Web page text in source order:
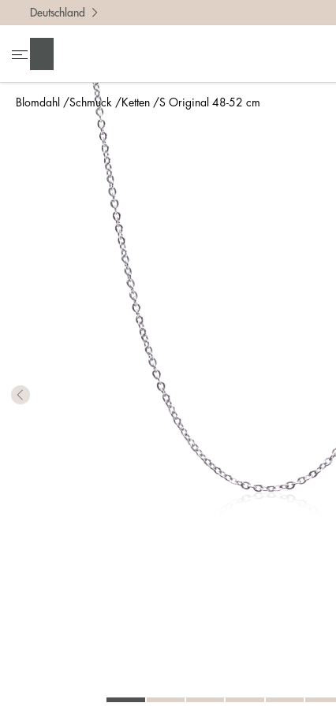
Blomdahl Schmuck Ketten S Original 48-52 cm
Deutschland